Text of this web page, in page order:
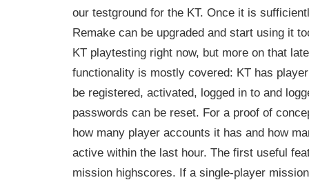
our testground for the KT. Once it is
Remake can be upgraded and start using it
KT playtesting right now, but more on that
functionality is mostly covered: KT has
be registered, activated, logged in to and
passwords can be reset. For a proof of
how many player accounts it has and how
active within the last hour. The first useful
mission highscores. If a single-player